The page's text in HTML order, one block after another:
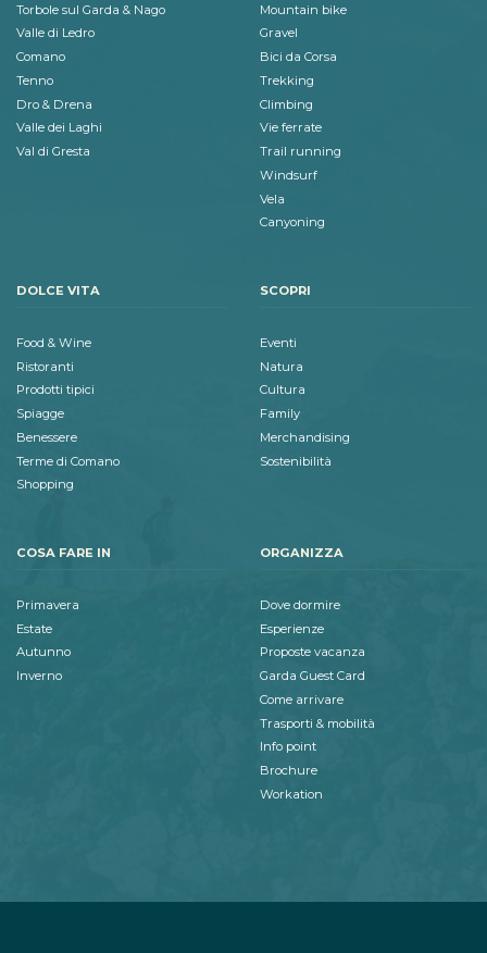
Torbole sul Garda & Nago
Valle di Ledro
Comano
Tenno
Dro & Drena
Valle dei Laghi
Val di Gresta
Mountain bike
Gravel
Bici da Corsa
Trekking
Climbing
Vie ferrate
Trail running
Windsurf
Vela
Canyoning
DOLCE VITA
Food & Wine
Ristoranti
Prodotti tipici
Spiagge
Benessere
Terme di Comano
Shopping
SCOPRI
Eventi
Natura
Cultura
Family
Merchandising
Sostenibilità
COSA FARE IN
Primavera
Estate
Autunno
Inverno
ORGANIZZA
Dove dormire
Esperienze
Proposte vacanza
Garda Guest Card
Come arrivare
Trasporti & mobilità
Info point
Brochure
Workation